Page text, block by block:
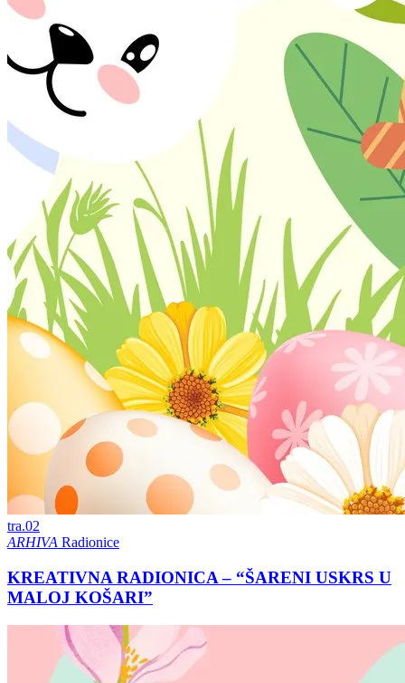
tra.02
ARHIVA Radionice
KREATIVNA RADIONICA – “ŠARENI USKRS U
MALOJ KOŠARI”